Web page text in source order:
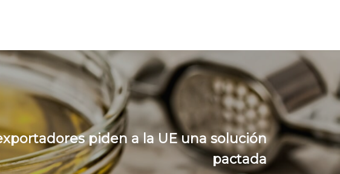
piden a la UE una solución
pactada